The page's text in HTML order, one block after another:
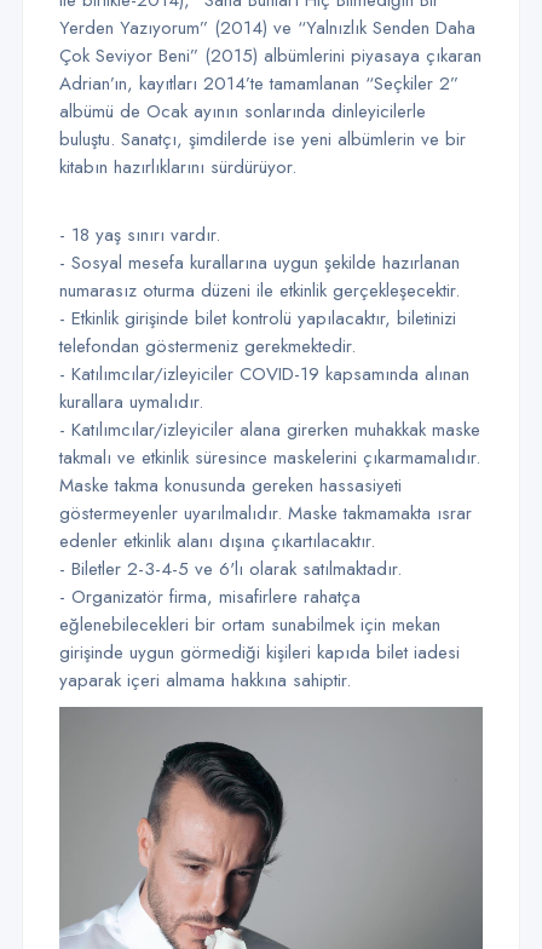
Yerden Yazıyorum” (2014) ve “Yalnızlık Senden Daha
Çok Seviyor Beni” (2015) albümlerini piyasaya çıkaran
Adrian’ın, kayıtları 2014’te tamamlanan “Seçkiler 2”
albümü de Ocak ayının sonlarında dinleyicilerle
buluştu. Sanatçı, şimdilerde ise yeni albümlerin ve bir
kitabın hazırlıklarını sürdürüyor.
- 18 yaş sınırı vardır.
- Sosyal mesefa kurallarına uygun şekilde hazırlanan
numarasız oturma düzeni ile etkinlik gerçekleşecektir.
- Etkinlik girişinde bilet kontrolü yapılacaktır, biletinizi
telefondan göstermeniz gerekmektedir.
- Katılımcılar/izleyiciler COVID-19 kapsamında alınan
kurallara uymalıdır.
- Katılımcılar/izleyiciler alana girerken muhakkak maske
takmalı ve etkinlik süresince maskelerini çıkarmamalıdır.
Maske takma konusunda gereken hassasiyeti
göstermeyenler uyarılmalıdır. Maske takmamakta ısrar
edenler etkinlik alanı dışına çıkartılacaktır.
- Biletler 2-3-4-5 ve 6'lı olarak satılmaktadır.
- Organizatör firma, misafirlere rahatça
eğlenebilecekleri bir ortam sunabilmek için mekan
girişinde uygun görmediği kişileri kapıda bilet iadesi
yaparak içeri almama hakkına sahiptir.